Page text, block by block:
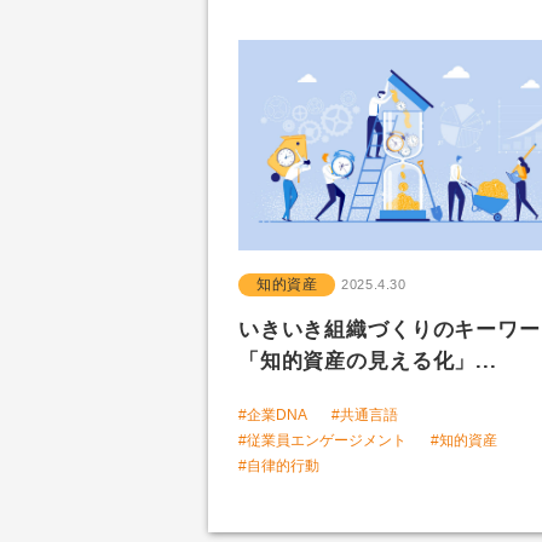
知的資産 2025.4.30
いきいき組織づくりのキー
「知的資産の見える化」...
#企業DNA
#共通言語
#従業員エンゲージメント
#知的資産
#自律的行動